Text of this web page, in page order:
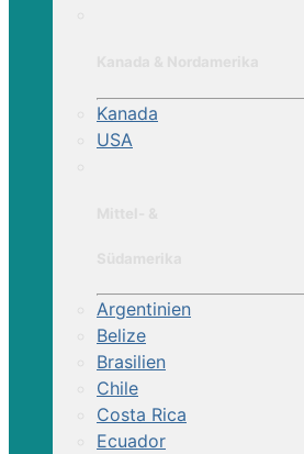
Kanada
USA
Argentinien
Belize
Brasilien
Chile
Costa Rica
Ecuador